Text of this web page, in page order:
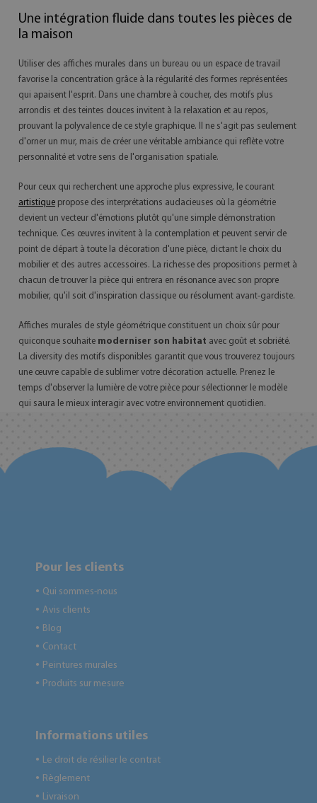
Une intégration fluide dans toutes les pièces de
la maison
Utiliser des affiches murales dans un bureau ou un espace de travail
favorise la concentration grâce à la régularité des formes représentées
qui apaisent l'esprit. Dans une chambre à coucher, des motifs plus
arrondis et des teintes douces invitent à la relaxation et au repos,
prouvant la polyvalence de ce style graphique. Il ne s'agit pas seulement
d'orner un mur, mais de créer une véritable ambiance qui reflète votre
personnalité et votre sens de l'organisation spatiale.
Pour ceux qui recherchent une approche plus expressive, le courant
artistique propose des interprétations audacieuses où la géométrie
devient un vecteur d'émotions plutôt qu'une simple démonstration
technique. Ces œuvres invitent à la contemplation et peuvent servir de
point de départ à toute la décoration d'une pièce, dictant le choix du
mobilier et des autres accessoires. La richesse des propositions permet à
chacun de trouver la pièce qui entrera en résonance avec son propre
mobilier, qu'il soit d'inspiration classique ou résolument avant-gardiste.
Affiches murales de style géométrique constituent un choix sûr pour
quiconque souhaite moderniser son habitat avec goût et sobriété.
La diversity des motifs disponibles garantit que vous trouverez toujours
une œuvre capable de sublimer votre décoration actuelle. Prenez le
temps d'observer la lumière de votre pièce pour sélectionner le modèle
qui saura le mieux interagir avec votre environnement quotidien.
Pour les clients
● Qui sommes-nous
● Avis clients
● Blog
● Contact
● Peintures murales
● Produits sur mesure
Informations utiles
● Le droit de résilier le contrat
● Règlement
● Livraison